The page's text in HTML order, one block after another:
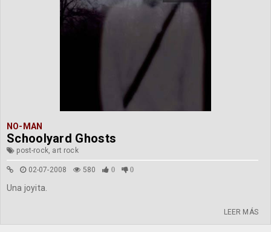
NO-MAN
Schoolyard Ghosts
post-rock, art rock
02-07-2008 580 0 0
Una joyita.
LEER MÁS